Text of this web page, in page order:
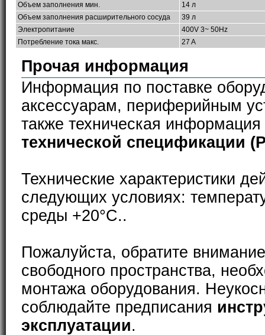
Объем заполнения мин.
14 л
Объем заполнения расширительного сосуда
39 л
Электропитание
400V 3~ 50Hz
Потребление тока макс.
27 A
Прочая информация
Информация по поставке
аксессуарам, периферийным
также техническая
технической спецификации
Технические характеристики
следующих условиях:
среды +20°С..
Пожалуйста, обратите
свободного пространства,
монтажа оборудования.
соблюдайте предписания
эксплуатации.